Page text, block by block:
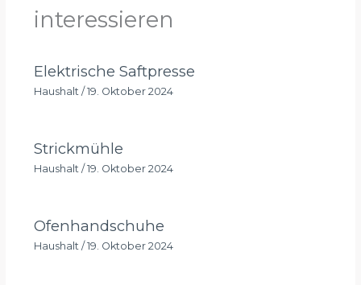
interessieren
Elektrische Saftpresse
Haushalt/ 19. Oktober 2024
Strickmühle
Haushalt/ 19. Oktober 2024
Ofenhandschuhe
Haushalt/ 19. Oktober 2024